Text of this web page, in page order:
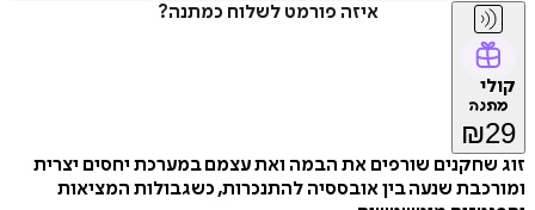
איזה פורמט לשלוח כמתנה?
קולי
מתנה
₪29
זוג שחקנים שורפים את הבמה ואת עצמם במערכת יחסים יצרית
ומורכבת שנעה בין אובססיה להתנכרות, כשגבולות המציאות